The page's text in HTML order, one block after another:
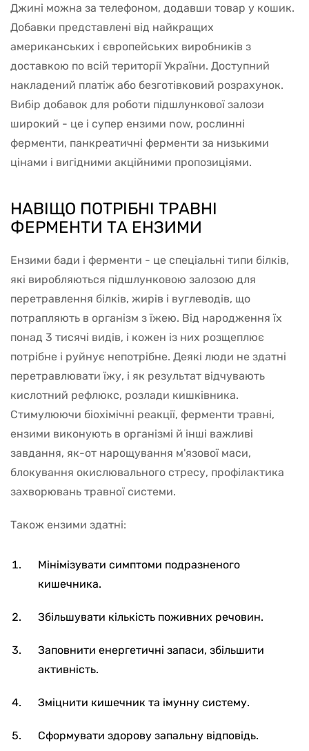
Джині можна за телефоном, додавши товар у кошик.
Добавки представлені від найкращих
американських і європейських виробників з
доставкою по всій території України. Доступний
накладений платіж або безготівковий розрахунок.
Вибір добавок для роботи підшлункової залози
широкий - це і супер ензими now, рослинні
ферменти, панкреатичні ферменти за низькими
цінами і вигідними акційними пропозиціями.
НАВІЩО ПОТРІБНІ ТРАВНІ
ФЕРМЕНТИ ТА ЕНЗИМИ
Ензими бади і ферменти - це спеціальні типи білків,
які виробляються підшлунковою залозою для
перетравлення білків, жирів і вуглеводів, що
потрапляють в організм з їжею. Від народження їх
понад 3 тисячі видів, і кожен із них розщеплює
потрібне і руйнує непотрібне. Деякі люди не здатні
перетравлювати їжу, і як результат відчувають
кислотний рефлюкс, розлади кишківника.
Стимулюючи біохімічні реакції, ферменти травні,
ензими виконують в організмі й інші важливі
завдання, як-от нарощування м'язової маси,
блокування окислювального стресу, профілактика
захворювань травної системи.
Також ензими здатні:
Мінімізувати симптоми подразненого
кишечника.
Збільшувати кількість поживних речовин.
Заповнити енергетичні запаси, збільшити
активність.
Зміцнити кишечник та імунну систему.
Сформувати здорову запальну відповідь.